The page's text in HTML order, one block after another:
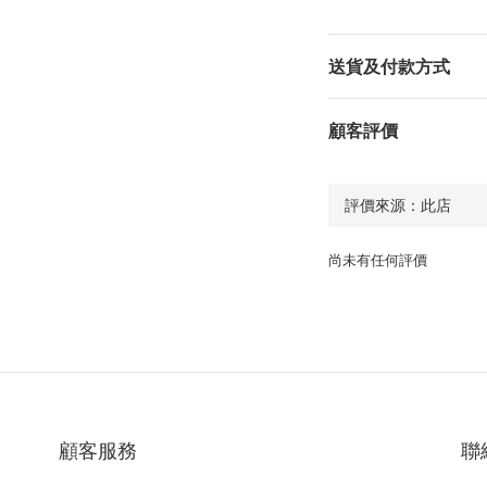
送貨及付款方式
顧客評價
尚未有任何評價
顧客服務 聯